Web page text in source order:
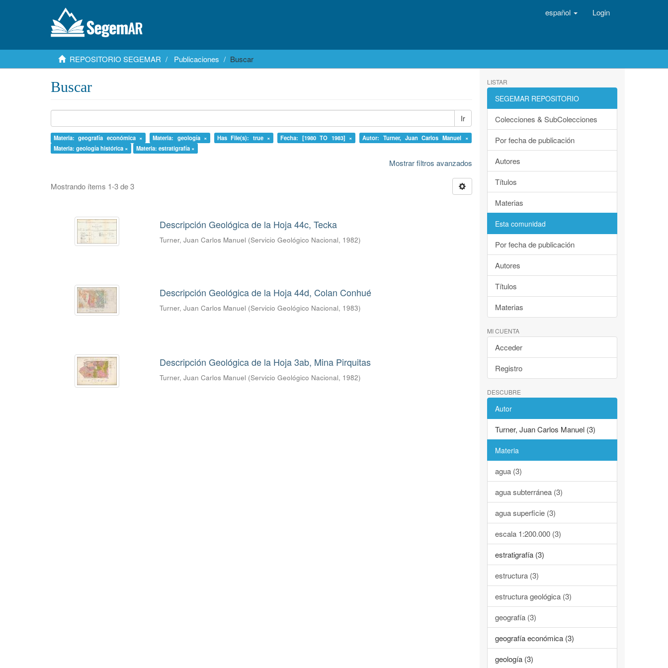
español Login
REPOSITORIO SEGEMAR Publicaciones Buscar
Buscar
Ir
Materia: geografía económica × Materia: geología × Has File(s): true × Fecha: [1980 TO 1983] ×
Autor: Turner, Juan Carlos Manuel ×
Materia: geología histórica ×
Materia: estratigrafía ×
Mostrar filtros avanzados
Mostrando ítems 1-3 de 3
Descripción Geológica de la Hoja 44c, Tecka
Turner, Juan Carlos Manuel (Servicio Geológico Nacional, 1982)
Descripción Geológica de la Hoja 44d, Colan Conhué
Turner, Juan Carlos Manuel (Servicio Geológico Nacional, 1983)
Descripción Geológica de la Hoja 3ab, Mina Pirquitas
Turner, Juan Carlos Manuel (Servicio Geológico Nacional, 1982)
LISTAR
SEGEMAR REPOSITORIO
Colecciones & SubColecciones
Por fecha de publicación
Autores
Títulos
Materias
Esta comunidad
Por fecha de publicación
Autores
Títulos
Materias
MI CUENTA
Acceder
Registro
DESCUBRE
Autor
Turner, Juan Carlos Manuel (3)
Materia
agua (3)
agua subterránea (3)
agua superficie (3)
escala 1:200.000 (3)
estratigrafía (3)
estructura (3)
estructura geológica (3)
geografía (3)
geografía económica (3)
geología (3)